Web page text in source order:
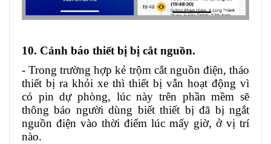
10. Cảnh báo thiết bị bị cắt nguồn.
- Trong trường hợp kẻ trộm cắt nguồn điện, tháo
thiết bị ra khỏi xe thì thiết bị vẫn hoạt động vì
có pin dự phòng, lúc này trên phần mềm sẽ
thông báo người dùng biết thiết bị đã bị ngắt
nguồn điện vào thời điểm lúc mấy giờ, ở vị trí
nào.